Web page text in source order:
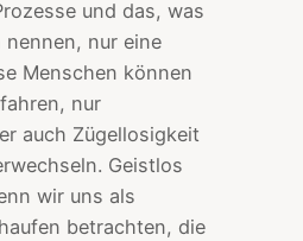
und das, was
nur eine
Menschen können
nur
auch Zügellosigkeit
Geistlos
wir uns als
betrachten, die